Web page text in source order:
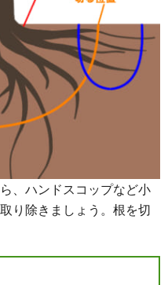
、ハンドスコップなど小
り除きましょう。根を切